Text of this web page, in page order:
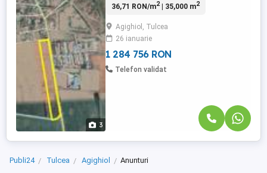
3
la drumul judetean de 563.3 ml. Terenul
PUG-ul aprobat pentru constructii civile si
industriale. Utilitati precum: apa,energie
electrica, ...
36,71 RON/m2| 35,000 m2
Agighiol, Tulcea
26 ianuarie
1 284 756 RON
Telefon validat
Publi24 Tulcea Agighiol Anunturi